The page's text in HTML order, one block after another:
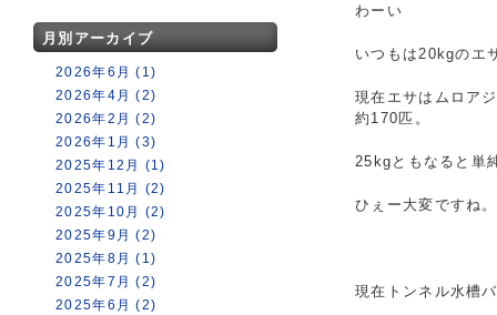
月別アーカイブ
2026年6月 (1)
2026年4月 (2)
2026年2月 (2)
2026年1月 (3)
2025年12月 (1)
2025年11月 (2)
2025年10月 (2)
2025年9月 (2)
2025年8月 (1)
2025年7月 (2)
2025年6月 (2)
わーい
いつもは20kgのエ
現在エサはムロア
約170匹。
25kgともなると単
ひぇー大変ですね
現在トンネル水槽